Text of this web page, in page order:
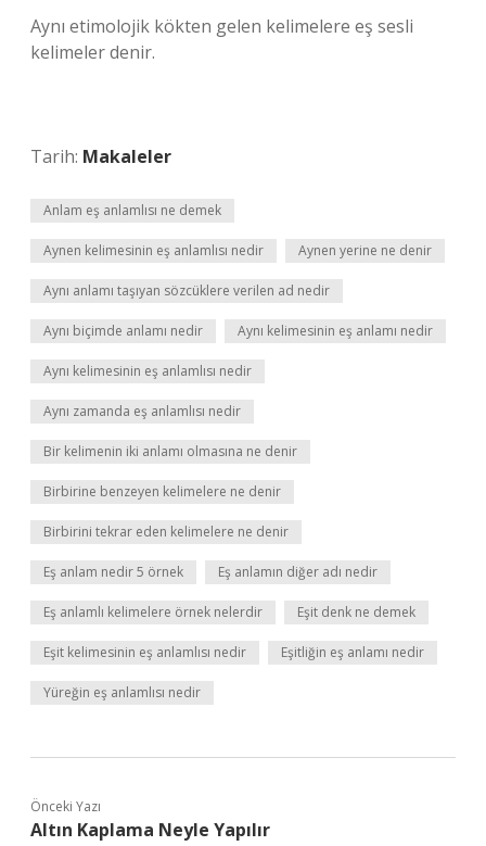
Aynı etimolojik kökten gelen kelimelere eş sesli
kelimeler denir.
Tarih: Makaleler
Anlam eş anlamlısı ne demek
Aynen kelimesinin eş anlamlısı nedir Aynen yerine ne denir
Aynı anlamı taşıyan sözcüklere verilen ad nedir
Aynı biçimde anlamı nedir Aynı kelimesinin eş anlamı nedir
Aynı kelimesinin eş anlamlısı nedir
Aynı zamanda eş anlamlısı nedir
Bir kelimenin iki anlamı olmasına ne denir
Birbirine benzeyen kelimelere ne denir
Birbirini tekrar eden kelimelere ne denir
Eş anlam nedir 5 örnek Eş anlamın diğer adı nedir
Eş anlamlı kelimelere örnek nelerdir Eşit denk ne demek
Eşit kelimesinin eş anlamlısı nedir Eşitliğin eş anlamı nedir
Yüreğin eş anlamlısı nedir
Önceki Yazı
Altın Kaplama Neyle Yapılır